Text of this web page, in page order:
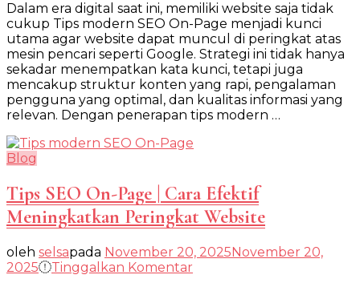
Modern
SEO
On-
Page
untuk
Peringkat
Tinggi
Dalam era digital saat ini, memiliki website saja tidak
cukup Tips modern SEO On-Page menjadi kunci
utama agar website dapat muncul di peringkat atas
mesin pencari seperti Google. Strategi ini tidak hanya
sekadar menempatkan kata kunci, tetapi juga
mencakup struktur konten yang rapi, pengalaman
pengguna yang optimal, dan kualitas informasi yang
relevan. Dengan penerapan tips modern …
Blog
Tips SEO On-Page | Cara Efektif
Meningkatkan Peringkat Website
oleh selsapada November 20, 2025November 20,
2025
Tinggalkan Komentar